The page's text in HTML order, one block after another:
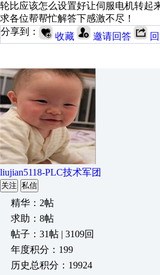
轮比应该怎么设置好让伺服电机转起
求各位帮帮忙解答下感激不尽！
分享到：
收藏 邀请回答
liujian5118-PLC技术军团
关注 私信
精华：2帖
求助：8帖
帖子：31帖 | 3109回
年度积分：199
历史总积分：19924